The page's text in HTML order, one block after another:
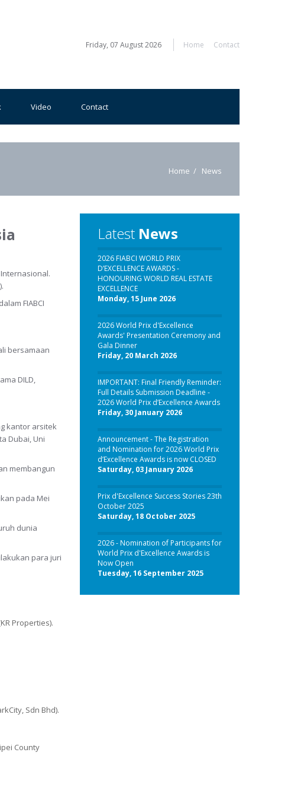
Friday, 07 August 2026 Home Contact
Video Contact
Home News
FIABCI
bersamaan
DILD,
kantor arsitek
Dubai, Uni
membangun
pada Mei
dunia
para juri
Properties).
Sdn Bhd).
County
Latest News
2026 FIABCI WORLD PRIX
D’EXCELLENCE AWARDS -
HONOURING WORLD REAL ESTATE
EXCELLENCE
Monday, 15 June 2026
2026 World Prix d'Excellence
Awards' Presentation Ceremony and
Gala Dinner
Friday, 20 March 2026
IMPORTANT: Final Friendly Reminder:
Full Details Submission Deadline -
2026 World Prix d’Excellence Awards
Friday, 30 January 2026
Announcement - The Registration
and Nomination for 2026 World Prix
d’Excellence Awards is now CLOSED
Saturday, 03 January 2026
Prix d'Excellence Success Stories 23th
October 2025
Saturday, 18 October 2025
2026 - Nomination of Participants for
World Prix d'Excellence Awards is
Now Open
Tuesday, 16 September 2025